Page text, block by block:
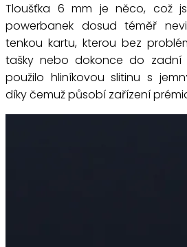
Tloušťka 6 mm je něco, což
powerbanek dosud téměř
tenkou kartu, kterou bez
tašky nebo dokonce do zadní
použilo hliníkovou slitinu s
díky čemuž působí zařízení